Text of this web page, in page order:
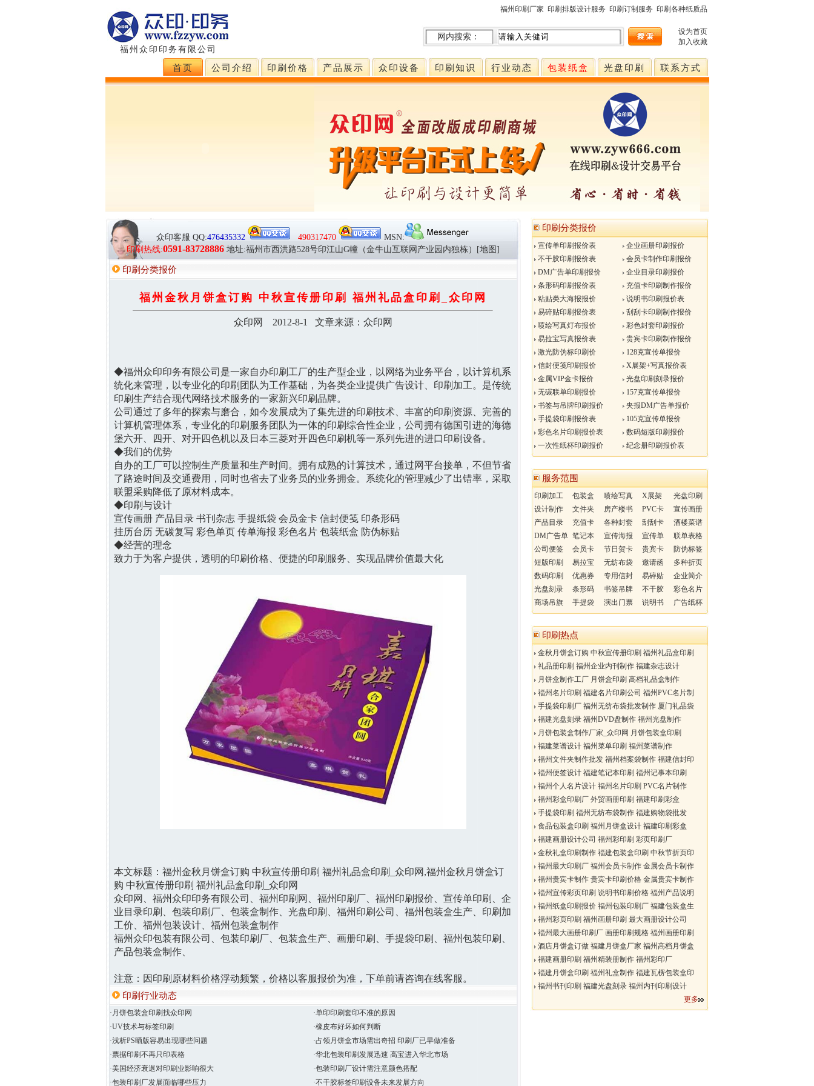
福州众印印务有限公司
福州印刷厂家 印刷排版设计服务 印刷订制服务 印刷各种纸质品
网内搜索：
设为首页
加入收藏
首页 公司介绍 印刷价格 产品展示 众印设备 印刷知识 行业动态 包装纸盒 光盘印刷 联系方式
众印客服 QQ:476435332 490317470
MSN:
印刷热线:0591-83728886 地址:福州市西洪路528号印江山G幢（金牛山互联网产业园内独栋）[地图]
印刷分类报价
福州金秋月饼盒订购 中秋宣传册印刷 福州礼品盒印刷_众印网
众印网 2012-8-1 文章来源：众印网
◆福州众印印务有限公司是一家自办印刷工厂的生产型企业，以网络为业务平台，以计算机系
统化来管理，以专业化的印刷团队为工作基础，为各类企业提供广告设计、印刷加工。是传统
印刷生产结合现代网络技术服务的一家新兴印刷品牌。
公司通过了多年的探索与磨合，如今发展成为了集先进的印刷技术、丰富的印刷资源、完善的
计算机管理体系，专业化的印刷服务团队为一体的印刷综合性企业，公司拥有德国引进的海德
堡六开、四开、对开四色机以及日本三菱对开四色印刷机等一系列先进的进口印刷设备。
◆我们的优势
自办的工厂可以控制生产质量和生产时间。拥有成熟的计算技术，通过网平台接单，不但节省
了路途时间及交通费用，同时也省去了业务员的业务拥金。系统化的管理减少了出错率，采取
联盟采购降低了原材料成本。
◆印刷与设计
宣传画册 产品目录 书刊杂志 手提纸袋 会员金卡 信封便笺 印条形码
挂历台历 无碳复写 彩色单页 传单海报 彩色名片 包装纸盒 防伪标贴
◆经营的理念
致力于为客户提供，透明的印刷价格、便捷的印刷服务、实现品牌价值最大化
本文标题： 福州金秋月饼盒订购 中秋宣传册印刷 福州礼品盒印刷_众印网 ,福州金秋月饼盒订
购 中秋宣传册印刷 福州礼品盒印刷_众印网
众印网、福州众印印务有限公司、福州印刷网、福州印刷厂、福州印刷报价、宣传单印刷、企
业目录印刷、包装印刷厂、包装盒制作、光盘印刷、福州印刷公司、福州包装盒生产、印刷加
工价、福州包装设计、福州包装盒制作
福州众印包装有限公司、包装印刷厂、包装盒生产、画册印刷、手提袋印刷、福州包装印刷、
产品包装盒制作、
注意：因印刷原材料价格浮动频繁，价格以客服报价为准，下单前请咨询在线客服。
印刷行业动态
·月饼包装盒印刷找众印网
·单印印刷套印不准的原因
·UV技术与标签印刷
·橡皮布好坏如何判断
·浅析PS晒版容易出现哪些问题
·占领月饼盒市场需出奇招 印刷厂已早做准备
·票据印刷不再只印表格
·华北包装印刷发展迅速 高宝进入华北市场
·美国经济衰退对印刷业影响很大
·包装印刷厂设计需注意颜色搭配
·包装印刷厂发展面临哪些压力
·不干胶标签印刷设备未来发展方向
印刷分类报价
宣传单印刷报价表
企业画册印刷报价
不干胶印刷报价表
会员卡制作印刷报价
DM广告单印刷报价
企业目录印刷报价
条形码印刷报价表
充值卡印刷制作报价
粘贴类大海报报价
说明书印刷报价表
易碎贴印刷报价表
刮刮卡印刷制作报价
喷绘写真灯布报价
彩色封套印刷报价
易拉宝写真报价表
贵宾卡印刷制作报价
激光防伪标印刷价
128克宣传单报价
信封便笺印刷报价
X展架+写真报价表
金属VIP金卡报价
光盘印刷刻录报价
无碳联单印刷报价
157克宣传单报价
书签与吊牌印刷报价
夹报DM广告单报价
手提袋印刷报价表
105克宣传单报价
彩色名片印刷报价表
数码短版印刷报价
一次性纸杯印刷报价
纪念册印刷报价表
服务范围
印刷加工 包装盒 喷绘写真 X展架
光盘印刷
设计制作
文件夹 房产楼书 PVC卡
宣传画册
产品目录
充值卡 各种封套 刮刮卡
酒楼菜谱
DM广告单 笔记本 宣传海报 宣传单
联单表格
公司便签
会员卡 节日贺卡 贵宾卡
防伪标签
短版印刷
易拉宝 无纺布袋 邀请函
多种折页
数码印刷
优惠券 专用信封 易碎贴
企业简介
光盘刻录
条形码 书签吊牌 不干胶
彩色名片
商场吊旗
手提袋 演出门票 说明书 广告纸杯
印刷热点
金秋月饼盒订购 中秋宣传册印刷 福州礼品盒印刷
礼品册印刷 福州企业内刊制作 福建杂志设计
月饼盒制作工厂 月饼盒印刷 高档礼品盒制作
福州名片印刷 福建名片印刷公司 福州PVC名片制
手提袋印刷厂 福州无纺布袋批发制作 厦门礼品袋
福建光盘刻录 福州DVD盘制作 福州光盘制作
月饼包装盒制作厂家_众印网 月饼包装盒印刷
福建菜谱设计 福州菜单印刷 福州菜谱制作
福州文件夹制作批发 福州档案袋制作 福建信封印
福州便签设计 福建笔记本印刷 福州记事本印刷
福州个人名片设计 福州名片印刷 PVC名片制作
福州彩盒印刷厂 外贸画册印刷 福建印刷彩盒
手提袋印刷 福州无纺布袋制作 福建购物袋批发
食品包装盒印刷 福州月饼盒设计 福建印刷彩盒
福建画册设计公司 福州彩印刷 彩页印刷厂
金秋礼盒印刷制作 福建包装盒印刷 中秋节折页印
福州最大印刷厂 福州会员卡制作 金属会员卡制作
福州贵宾卡制作 贵宾卡印刷价格 金属贵宾卡制作
福州宣传彩页印刷 说明书印刷价格 福州产品说明
福州纸盒印刷报价 福州包装印刷厂 福建包装盒生
福州彩页印刷 福州画册印刷 最大画册设计公司
福州最大画册印刷厂 画册印刷规格 福州画册印刷
酒店月饼盒订做 福建月饼盒厂家 福州高档月饼盒
福建画册印刷 福州精装册制作 福州彩印厂
福建月饼盒印刷 福州礼盒制作 福建瓦楞包装盒印
福州书刊印刷 福建光盘刻录 福州内刊印刷设计
更多